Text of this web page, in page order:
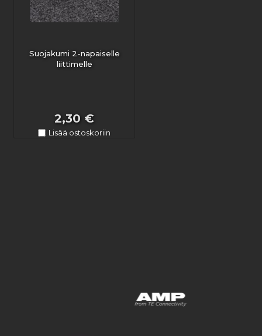
Suojakumi 2-napaiselle
liittimelle
2,30 €
Lisää ostoskoriin